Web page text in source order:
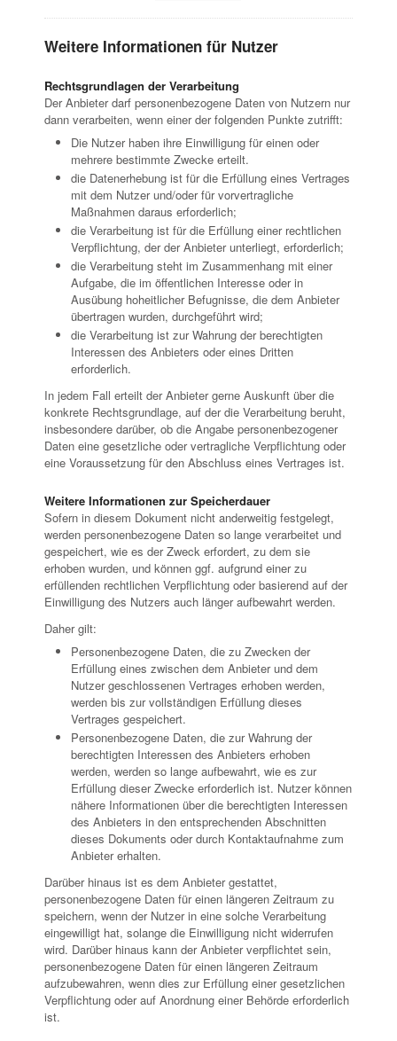
Weitere Informationen für Nutzer
Rechtsgrundlagen der Verarbeitung
Der Anbieter darf personenbezogene Daten von Nutzern nur
dann verarbeiten, wenn einer der folgenden Punkte zutrifft:
Die Nutzer haben ihre Einwilligung für einen oder
mehrere bestimmte Zwecke erteilt.
die Datenerhebung ist für die Erfüllung eines Vertrages
mit dem Nutzer und/oder für vorvertragliche
Maßnahmen daraus erforderlich;
die Verarbeitung ist für die Erfüllung einer rechtlichen
Verpflichtung, der der Anbieter unterliegt, erforderlich;
die Verarbeitung steht im Zusammenhang mit einer
Aufgabe, die im öffentlichen Interesse oder in
Ausübung hoheitlicher Befugnisse, die dem Anbieter
übertragen wurden, durchgeführt wird;
die Verarbeitung ist zur Wahrung der berechtigten
Interessen des Anbieters oder eines Dritten
erforderlich.
In jedem Fall erteilt der Anbieter gerne Auskunft über die
konkrete Rechtsgrundlage, auf der die Verarbeitung beruht,
insbesondere darüber, ob die Angabe personenbezogener
Daten eine gesetzliche oder vertragliche Verpflichtung oder
eine Voraussetzung für den Abschluss eines Vertrages ist.
Weitere Informationen zur Speicherdauer
Sofern in diesem Dokument nicht anderweitig festgelegt,
werden personenbezogene Daten so lange verarbeitet und
gespeichert, wie es der Zweck erfordert, zu dem sie
erhoben wurden, und können ggf. aufgrund einer zu
erfüllenden rechtlichen Verpflichtung oder basierend auf der
Einwilligung des Nutzers auch länger aufbewahrt werden.
Daher gilt:
Personenbezogene Daten, die zu Zwecken der
Erfüllung eines zwischen dem Anbieter und dem
Nutzer geschlossenen Vertrages erhoben werden,
werden bis zur vollständigen Erfüllung dieses
Vertrages gespeichert.
Personenbezogene Daten, die zur Wahrung der
berechtigten Interessen des Anbieters erhoben
werden, werden so lange aufbewahrt, wie es zur
Erfüllung dieser Zwecke erforderlich ist. Nutzer können
nähere Informationen über die berechtigten Interessen
des Anbieters in den entsprechenden Abschnitten
dieses Dokuments oder durch Kontaktaufnahme zum
Anbieter erhalten.
Darüber hinaus ist es dem Anbieter gestattet,
personenbezogene Daten für einen längeren Zeitraum zu
speichern, wenn der Nutzer in eine solche Verarbeitung
eingewilligt hat, solange die Einwilligung nicht widerrufen
wird. Darüber hinaus kann der Anbieter verpflichtet sein,
personenbezogene Daten für einen längeren Zeitraum
aufzubewahren, wenn dies zur Erfüllung einer gesetzlichen
Verpflichtung oder auf Anordnung einer Behörde erforderlich
ist.